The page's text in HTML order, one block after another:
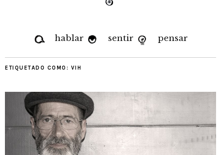
hablar sentir pensar
ETIQUETADO COMO: VIH